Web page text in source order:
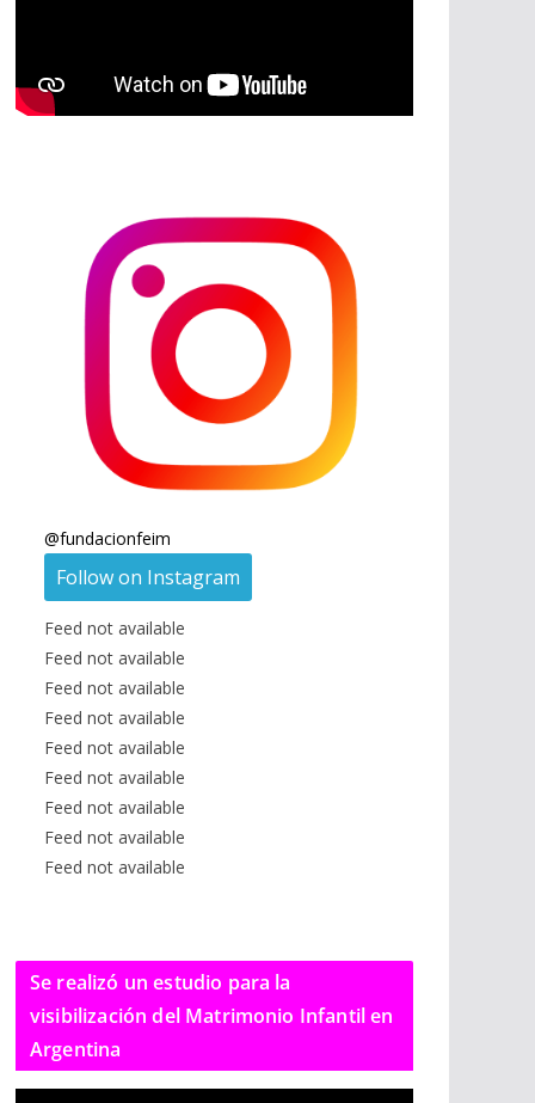
@fundacionfeim
Follow on Instagram
Feed not available
Feed not available
Feed not available
Feed not available
Feed not available
Feed not available
Feed not available
Feed not available
Feed not available
Se realizó un estudio para la
visibilización del Matrimonio Infantil en
Argentina